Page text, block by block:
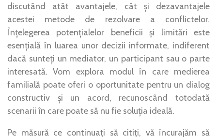
discutând atât avantajele, cât și dezavantajele
acestei metode de rezolvare a conflictelor.
Înțelegerea potențialelor beneficii și limitări este
esențială în luarea unor decizii informate, indiferent
dacă sunteți un mediator, un participant sau o parte
interesată. Vom explora modul în care medierea
familială poate oferi o oportunitate pentru un dialog
constructiv și un acord, recunoscând totodată
scenarii în care poate să nu fie soluția ideală.
Pe măsură ce continuați să citiți, vă încurajăm să